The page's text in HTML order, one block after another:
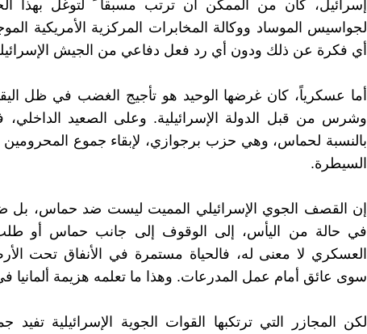
إسرائيل، كان من الممكن أن ترتب مسبقا ً لتوغل بهذا
لجواسيس الموساد ووكالة المخابرات المركزية الأمريكية
أي فكرة عن ذلك ودون أي رد فعل دفاعي من الجيش
أما عسكرياً، كان غرضها الوحيد هو تأجيج الغضب في ظل
وشرس من قبل الدولة الإسرائيلية. وعلى الصعيد
بالنسبة لحماس، وهي حزب برجوازي، لإبقاء جموع
السيطرة.
إن القصف الجوي الإسرائيلي المميت ليست ضد حماس، بل
في حالة من اليأس، إلى الوقوف إلى جانب حماس أو
العسكري لا معنى له، فالحياة مستمرة في الأنفاق تحت
سوى عائق أمام عمل المدرعات. وهذا ما تعلمه هزيمة ألمانيا
لكن المجازر التي ترتكبها القوات الجوية الإسرائيلية تفيد